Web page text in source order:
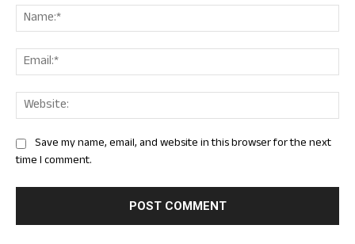
Save my name, email, and website in this browser for the next
time I comment.